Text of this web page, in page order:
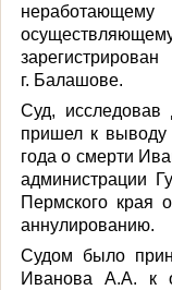
г. Балашове.
Суд, исследовав
пришел к выводу
года о смерти
администрации
Пермского края
аннулированию.
Судом было
Иванова А.А. к